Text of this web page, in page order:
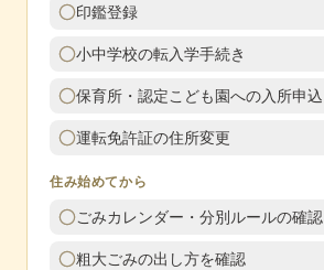
印鑑登録
小中学校の転入学手続き
保育所・認定こども園への入所申込
運転免許証の住所変更
住み始めてから
ごみカレンダー・分別ルールの確認
粗大ごみの出し方を確認